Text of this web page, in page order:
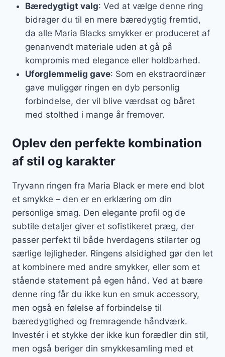
Bæredygtigt valg: Ved at vælge denne ring
bidrager du til en mere bæredygtig fremtid,
da alle Maria Blacks smykker er produceret af
genanvendt materiale uden at gå på
kompromis med elegance eller holdbarhed.
Uforglemmelig gave: Som en ekstraordinær
gave muliggør ringen en dyb personlig
forbindelse, der vil blive værdsat og båret
med stolthed i mange år fremover.
Oplev den perfekte kombination
af stil og karakter
Tryvann ringen fra Maria Black er mere end blot
et smykke – den er en erklæring om din
personlige smag. Den elegante profil og de
subtile detaljer giver et sofistikeret præg, der
passer perfekt til både hverdagens stilarter og
særlige lejligheder. Ringens alsidighed gør den let
at kombinere med andre smykker, eller som et
stående statement på egen hånd. Ved at bære
denne ring får du ikke kun en smuk accessory,
men også en følelse af forbindelse til
bæredygtighed og fremragende håndværk.
Investér i et stykke der ikke kun forædler din stil,
men også beriger din smykkesamling med et